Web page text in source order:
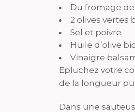
Du fromage
2 olives vertes
Sel et poivre
Huile d’olive
Vinaigre
Epluchez votre
de la longueur
Dans une